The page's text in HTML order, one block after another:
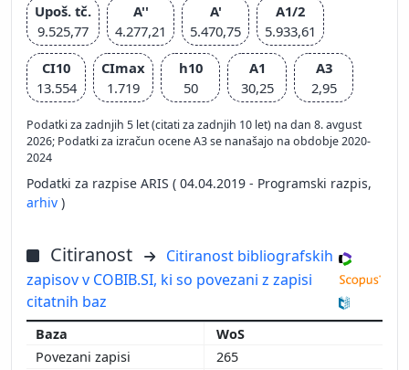
Upoš. tč.
9.525,77
A''
4.277,21
A'
5.470,75
A1/2
5.933,61
CI10
13.554
CImax
1.719
h10
50
A1
30,25
A3
2,95
Podatki za zadnjih 5 let (citati za zadnjih 10 let) na dan 8. avgust
2026; Podatki za izračun ocene A3 se nanašajo na obdobje 2020-
2024
Podatki za razpise ARIS ( 04.04.2019 - Programski razpis,
arhiv )
Citiranost
Citiranost bibliografskih
zapisov v COBIB.SI, ki so povezani z zapisi
citatnih baz
WoS
265